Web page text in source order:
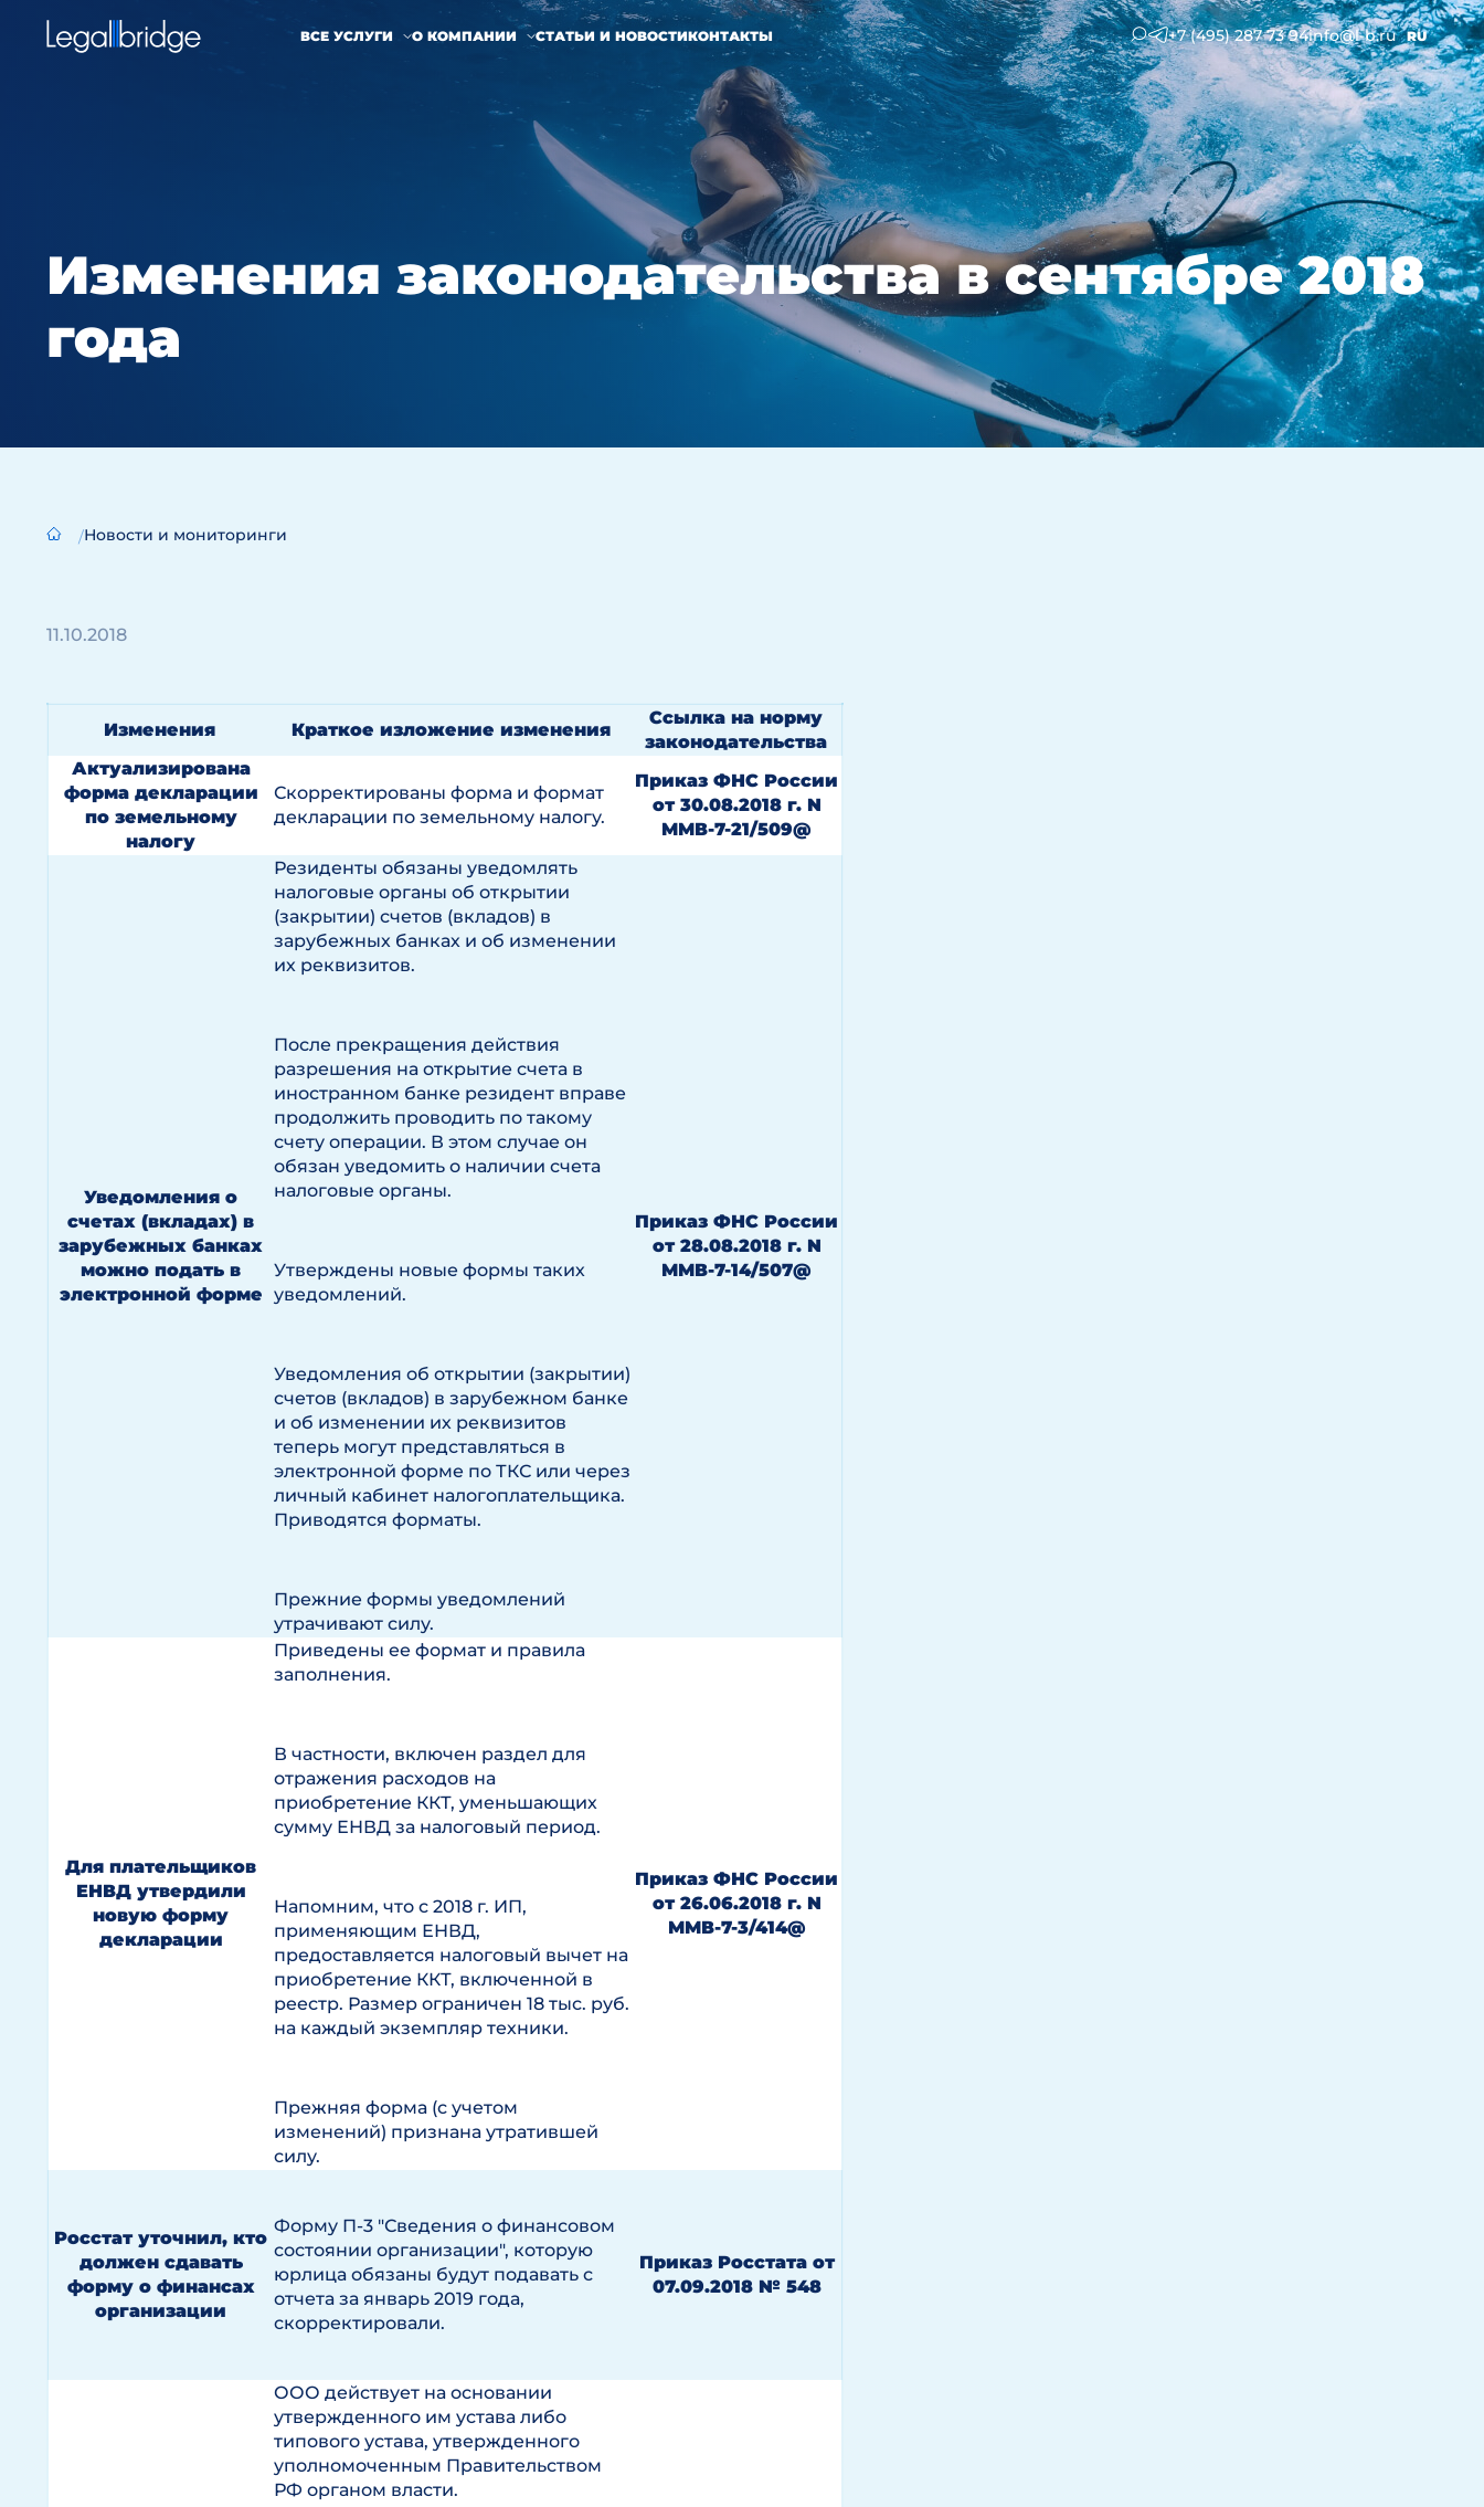
ВСЕ УСЛУГИ О КОМПАНИИ СТАТЬИ И НОВОСТИКОНТАКТЫ +7 (495) 287 73 94info@l-b.ru RU
Изменения законодательства в сентябре 2018
года
Новости и мониторинги
11.10.2018
Изменения Краткое изложение изменения
Ссылка на норму
законодательства
Актуализирована
форма декларации
по земельному
налогу
Скорректированы форма и формат
декларации по земельному налогу.
Приказ ФНС России
от 30.08.2018 г. N
ММВ-7-21/509@
Уведомления о
счетах (вкладах) в
зарубежных банках
можно подать в
электронной форме
Резиденты обязаны уведомлять
налоговые органы об открытии
(закрытии) счетов (вкладов) в
зарубежных банках и об изменении
их реквизитов.
После прекращения действия
разрешения на открытие счета в
иностранном банке резидент вправе
продолжить проводить по такому
счету операции. В этом случае он
обязан уведомить о наличии счета
налоговые органы.
Утверждены новые формы таких
уведомлений.
Уведомления об открытии (закрытии)
счетов (вкладов) в зарубежном банке
и об изменении их реквизитов
теперь могут представляться в
электронной форме по ТКС или через
личный кабинет налогоплательщика.
Приводятся форматы.
Прежние формы уведомлений
утрачивают силу.
Приказ ФНС России
от 28.08.2018 г. N
ММВ-7-14/507@
Для плательщиков
ЕНВД утвердили
новую форму
декларации
Приведены ее формат и правила
заполнения.
В частности, включен раздел для
отражения расходов на
приобретение ККТ, уменьшающих
сумму ЕНВД за налоговый период.
Напомним, что с 2018 г. ИП,
применяющим ЕНВД,
предоставляется налоговый вычет на
приобретение ККТ, включенной в
реестр. Размер ограничен 18 тыс. руб.
на каждый экземпляр техники.
Прежняя форма (с учетом
изменений) признана утратившей
силу.
Приказ ФНС России
от 26.06.2018 г. N
ММВ-7-3/414@
Росстат уточнил, кто
должен сдавать
форму о финансах
организации
Форму П-3 "Сведения о финансовом
состоянии организации", которую
юрлица обязаны будут подавать с
отчета за январь 2019 года,
скорректировали.
Приказ Росстата от
07.09.2018 № 548
ООО действует на основании
утвержденного им устава либо
типового устава, утвержденного
уполномоченным Правительством
РФ органом власти.